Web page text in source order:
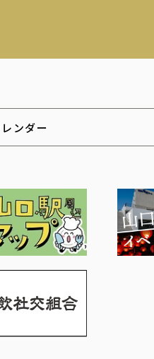
ンダー